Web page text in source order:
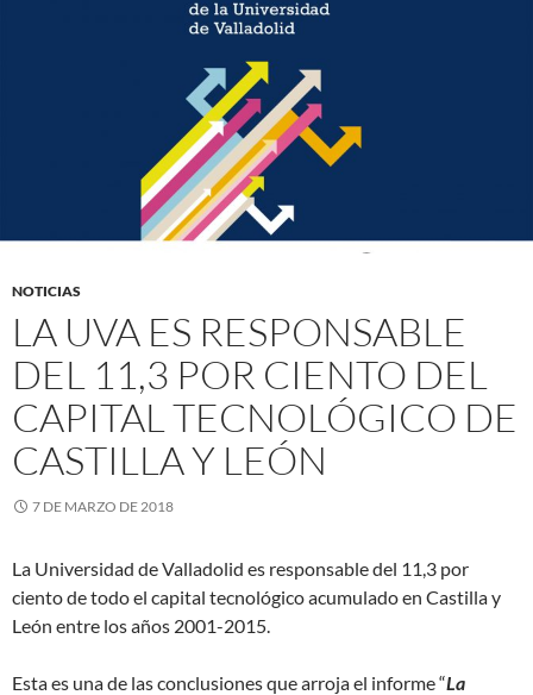
NOTICIAS
LA UVA ES RESPONSABLE
DEL 11,3 POR CIENTO DEL
CAPITAL TECNOLÓGICO DE
CASTILLA Y LEÓN
7 DE MARZO DE 2018
La Universidad de Valladolid es responsable del 11,3 por
ciento de todo el capital tecnológico acumulado en Castilla y
León entre los años 2001-2015.
Esta es una de las conclusiones que arroja el informe “La